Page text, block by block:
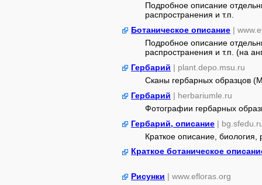
Подробное описание
распространения и т.п.
Ботаническое описание |
Подробное описание
распространения и т.п. (на
Гербарий | plant.depo.msu.ru
Сканы гербарных образцов
Гербарий | herbariumle.ru
Фотографии гербарных
Гербарий, описание |
Краткое описание, биология,
Краткое ботаническое
Рисунки | www.efloras.org